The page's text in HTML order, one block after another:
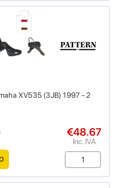
XV535 (3JB) 1997 - 2
€48.67
Inc. IVA